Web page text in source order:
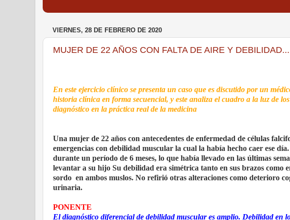
VIERNES, 28 DE FEBRERO DE 2020
MUJER DE 22 AÑOS CON FALTA DE AIRE Y DEBILIDAD...
En este ejercicio clínico se presenta un caso que es discutido por un
historia clínica en forma secuencial, y este analiza el cuadro a la luz de
diagnóstico en la práctica real de la medicina
Una mujer de 22 años con antecedentes de enfermedad de células
emergencias con debilidad muscular la cual la había hecho caer ese
durante un período de 6 meses, lo que había llevado en las últimas
levantar a su hijo Su debilidad era simétrica tanto en sus brazos como
sordo en ambos muslos. No refirió otras alteraciones como deterioro
urinaria.
PONENTE
El diagnóstico diferencial de debilidad muscular es amplio. Debilidad en